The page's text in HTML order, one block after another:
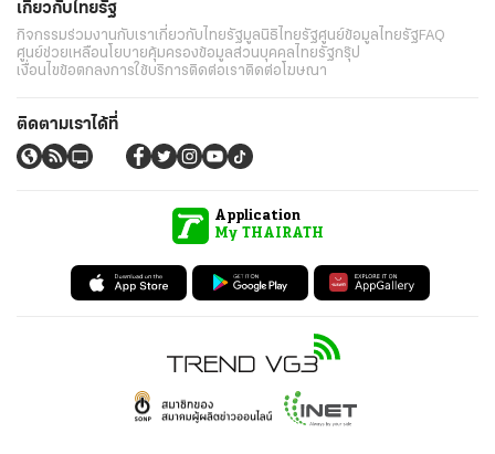
เกี่ยวกับไทยรัฐ
กิจกรรมร่วมงานกับเราเกี่ยวกับไทยรัฐมูลนิธิไทยรัฐศูนย์ข้อมูลไทยรัฐFAQ
ศูนย์ช่วยเหลือนโยบายคุ้มครองข้อมูลส่วนบุคคลไทยรัฐกรุ๊ป
เงื่อนไขข้อตกลงการใช้บริการติดต่อเราติดต่อโฆษณา
ติดตามเราได้ที่
Application
My THAIRATH